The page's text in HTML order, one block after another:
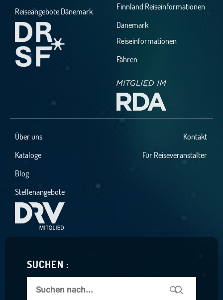
Reiseangebote Dänemark
Finnland Reiseinformationen
Dänemark
Reiseinformationen
Fähren
Über uns
Kontakt
Kataloge
Für Reiseveranstalter
Blog
Stellenangebote
SUCHEN :